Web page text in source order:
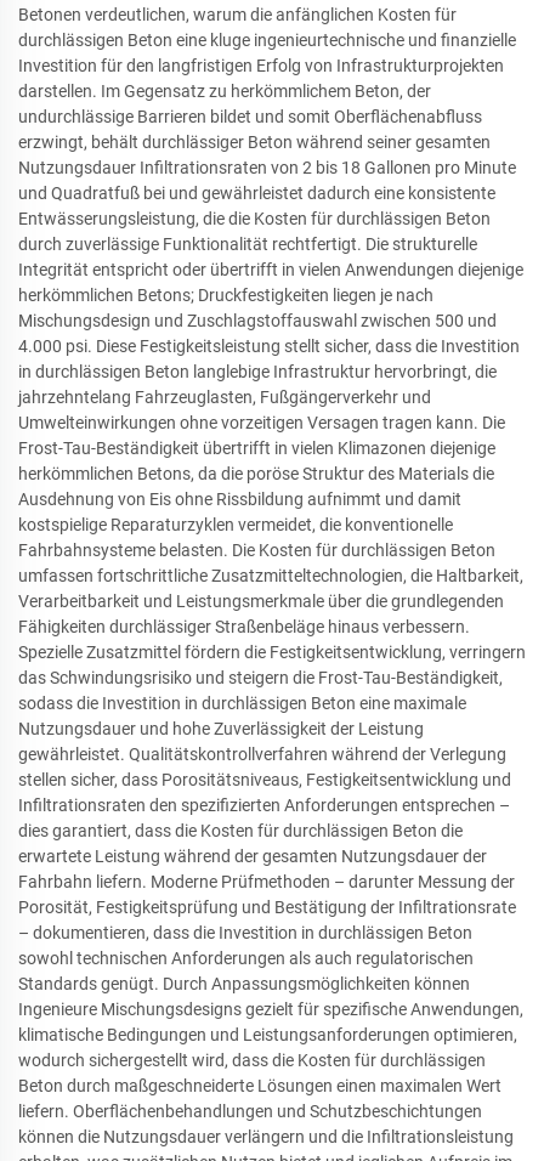
Betonen verdeutlichen, warum die anfänglichen Kosten für
durchlässigen Beton eine kluge ingenieurtechnische und finanzielle
Investition für den langfristigen Erfolg von Infrastrukturprojekten
darstellen. Im Gegensatz zu herkömmlichem Beton, der
undurchlässige Barrieren bildet und somit Oberflächenabfluss
erzwingt, behält durchlässiger Beton während seiner gesamten
Nutzungsdauer Infiltrationsraten von 2 bis 18 Gallonen pro Minute
und Quadratfuß bei und gewährleistet dadurch eine konsistente
Entwässerungsleistung, die die Kosten für durchlässigen Beton
durch zuverlässige Funktionalität rechtfertigt. Die strukturelle
Integrität entspricht oder übertrifft in vielen Anwendungen diejenige
herkömmlichen Betons; Druckfestigkeiten liegen je nach
Mischungsdesign und Zuschlagstoffauswahl zwischen 500 und
4.000 psi. Diese Festigkeitsleistung stellt sicher, dass die Investition
in durchlässigen Beton langlebige Infrastruktur hervorbringt, die
jahrzehntelang Fahrzeuglasten, Fußgängerverkehr und
Umwelteinwirkungen ohne vorzeitigen Versagen tragen kann. Die
Frost-Tau-Beständigkeit übertrifft in vielen Klimazonen diejenige
herkömmlichen Betons, da die poröse Struktur des Materials die
Ausdehnung von Eis ohne Rissbildung aufnimmt und damit
kostspielige Reparaturzyklen vermeidet, die konventionelle
Fahrbahnsysteme belasten. Die Kosten für durchlässigen Beton
umfassen fortschrittliche Zusatzmitteltechnologien, die Haltbarkeit,
Verarbeitbarkeit und Leistungsmerkmale über die grundlegenden
Fähigkeiten durchlässiger Straßenbeläge hinaus verbessern.
Spezielle Zusatzmittel fördern die Festigkeitsentwicklung, verringern
das Schwindungsrisiko und steigern die Frost-Tau-Beständigkeit,
sodass die Investition in durchlässigen Beton eine maximale
Nutzungsdauer und hohe Zuverlässigkeit der Leistung
gewährleistet. Qualitätskontrollverfahren während der Verlegung
stellen sicher, dass Porositätsniveaus, Festigkeitsentwicklung und
Infiltrationsraten den spezifizierten Anforderungen entsprechen –
dies garantiert, dass die Kosten für durchlässigen Beton die
erwartete Leistung während der gesamten Nutzungsdauer der
Fahrbahn liefern. Moderne Prüfmethoden – darunter Messung der
Porosität, Festigkeitsprüfung und Bestätigung der Infiltrationsrate
– dokumentieren, dass die Investition in durchlässigen Beton
sowohl technischen Anforderungen als auch regulatorischen
Standards genügt. Durch Anpassungsmöglichkeiten können
Ingenieure Mischungsdesigns gezielt für spezifische Anwendungen,
klimatische Bedingungen und Leistungsanforderungen optimieren,
wodurch sichergestellt wird, dass die Kosten für durchlässigen
Beton durch maßgeschneiderte Lösungen einen maximalen Wert
liefern. Oberflächenbehandlungen und Schutzbeschichtungen
können die Nutzungsdauer verlängern und die Infiltrationsleistung